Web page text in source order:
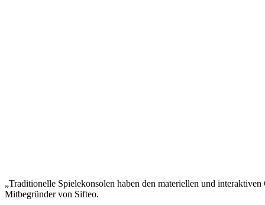
„Traditionelle Spielekonsolen haben den materiellen und
Mitbegründer von Sifteo.